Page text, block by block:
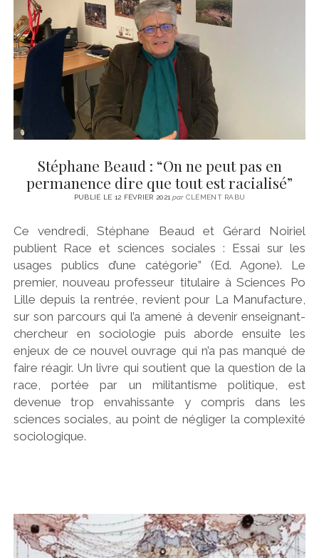
CINÉMA
LITTÉRATURE
ÉCONOMIE
SPORT
MÉDIAS
SANTÉ
instagram
email
email-
form
Stéphane Beaud : “On ne peut pas en
permanence dire que tout est racialisé”
PUBLIÉ LE 12 FÉVRIER 2021parCLÉMENT RABU
Ce vendredi, Stéphane Beaud et Gérard Noiriel
publient Race et sciences sociales : Essai sur les
usages publics d’une catégorie” (Ed. Agone). Le
premier, nouveau professeur titulaire à Sciences Po
Lille depuis la rentrée, revient pour La Manufacture,
sur son parcours qui l’a amené à devenir enseignant-
chercheur en sociologie puis aborde ensuite les
enjeux de ce nouvel ouvrage qui n’a pas manqué de
faire réagir. Un livre qui soutient que la question de la
race, portée par un militantisme politique, est
devenue trop envahissante y compris dans les
sciences sociales, au point de négliger la complexité
sociologique.